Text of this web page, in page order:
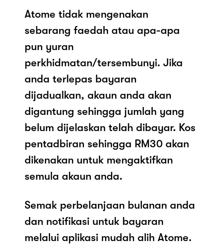
Atome tidak mengenakan
sebarang faedah atau apa-apa
pun yuran
perkhidmatan/tersembunyi. Jika
anda terlepas bayaran
dijadualkan, akaun anda akan
digantung sehingga jumlah yang
belum dijelaskan telah dibayar. Kos
pentadbiran sehingga RM30 akan
dikenakan untuk mengaktifkan
semula akaun anda.
Semak perbelanjaan bulanan anda
dan notifikasi untuk bayaran
melalui aplikasi mudah alih Atome.